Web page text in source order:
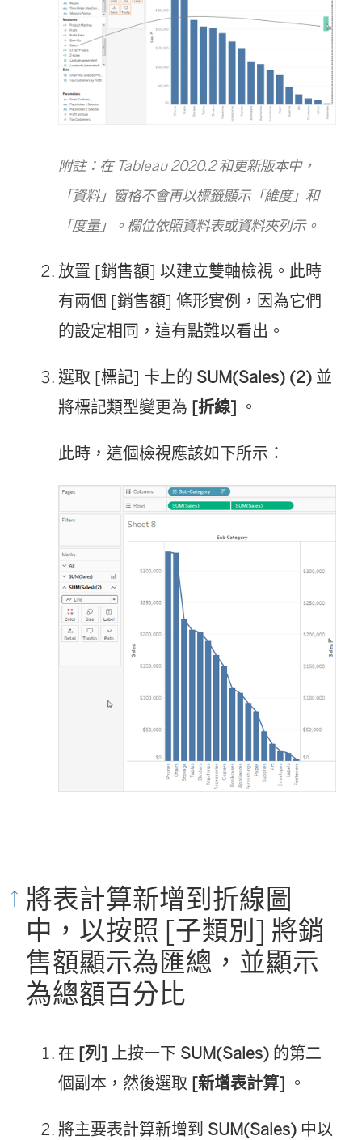
附註：在 Tableau 2020.2 和更新版本中，
「資料」窗格不會再以標籤顯示「維度」和
「度量」。欄位依照資料表或資料夾列示。
放置 [銷售額] 以建立雙軸檢視。此時
有兩個 [銷售額] 條形實例，因為它們
的設定相同，這有點難以看出。
選取 [標記] 卡上的 SUM(Sales) (2) 並
將標記類型變更為 [折線] 。
此時，這個檢視應該如下所示：
將表計算新增到折線圖
中，以按照 [子類別] 將銷
售額顯示為匯總，並顯示
為總額百分比
在 [列] 上按一下 SUM(Sales) 的第二
個副本，然後選取 [新增表計算] 。
將主要表計算新增到 SUM(Sales) 中以